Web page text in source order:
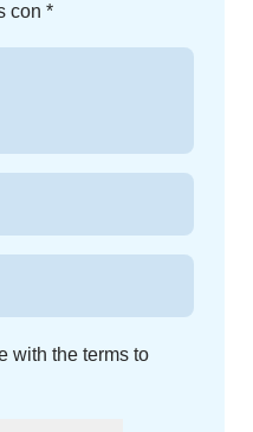
con *
with the terms to